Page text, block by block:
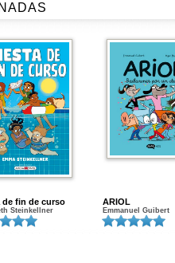
de fin de curso
Steinkellner
ARIOL
Emmanuel Guibert